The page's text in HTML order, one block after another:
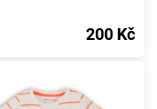
200 Kč